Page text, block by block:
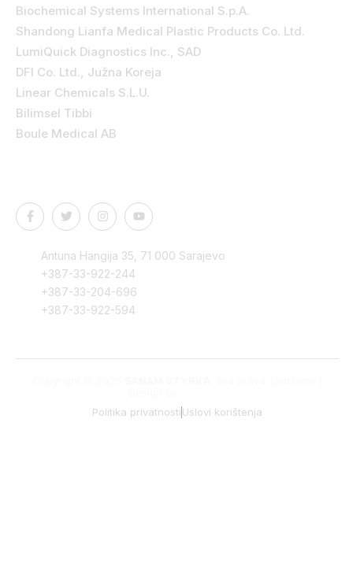
Biochemical Systems International S.p.A.
Shandong Lianfa Medical Plastic Products Co. Ltd.
LumiQuick Diagnostics Inc., SAD
DFI Co. Ltd., Južna Koreja
Linear Chemicals S.L.U.
Bilimsel Tibbi
Boule Medical AB
Antuna Hangija 35, 71 000 Sarajevo
+387-33-922-244
+387-33-204-696
+387-33-922-594
Politika privatnostiUslovi korištenja